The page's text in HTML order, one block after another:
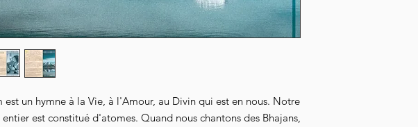
est un hymne à la Vie, à l'Amour, au Divin qui est en nous. Notre
est constitué d'atomes. Quand nous chantons des Bhajans,